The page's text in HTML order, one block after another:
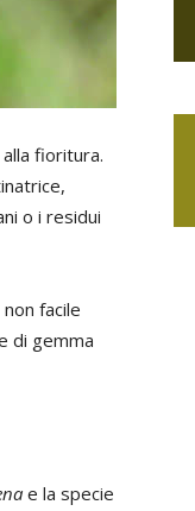
fioritura.
o i residui
facile
di gemma
e la specie